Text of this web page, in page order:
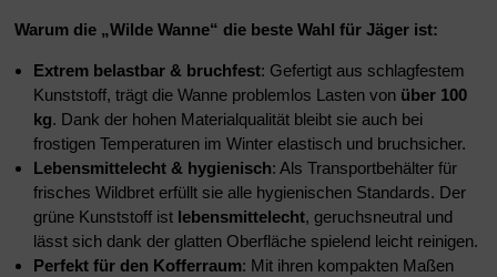
Warum die „Wilde Wanne“ die beste Wahl für Jäger ist:
Extrem belastbar & bruchfest: Gefertigt aus schlagfestem
Kunststoff, trägt die Wanne problemlos Lasten von über 100
kg. Dank der hohen Materialqualität bleibt sie auch bei
frostigen Temperaturen im Winter elastisch und bruchsicher.
Lebensmittelecht & hygienisch: Als Transportbehälter für
frisches Wildbret erfüllt sie alle hygienischen Standards. Der
grüne Kunststoff ist lebensmittelecht, geruchsneutral und
lässt sich dank der glatten Oberfläche spielend leicht reinigen.
Perfekt für den Kofferraum: Mit ihren kompakten Maßen